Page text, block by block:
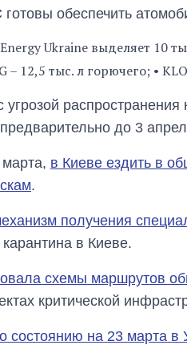
обеспечить
Energy Ukraine выделяет 10
– 12,5 тыс. л горючего; •
распространения
до 3
в Киеве ездить в
.
получения
в Киеве.
схемы маршрутов
критической
состоянию на 23 марта в